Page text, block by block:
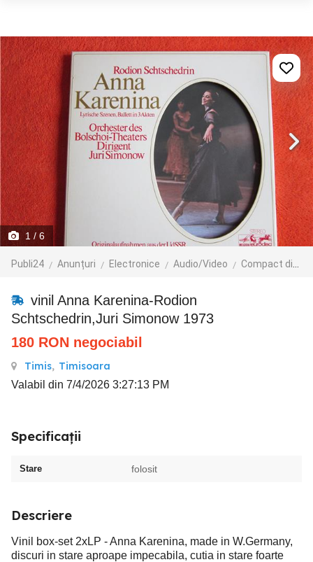
1 / 6
Publi24 Anunțuri Electronice Audio/Video Compact discuri
vinil Anna Karenina-Rodion
Schtschedrin,Juri Simonow 1973
180 RON negociabil
Timis, Timisoara
Valabil din 7/4/2026 3:27:13 PM
Specificații
Stare folosit
Descriere
Vinil box-set 2xLP - Anna Karenina, made in W.Germany,
discuri in stare aproape impecabila, cutia in stare foarte